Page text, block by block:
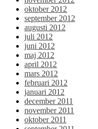
oktober 2012
september 2012
augusti 2012
juli 2012
juni 2012
maj 2012
april 2012
mars 2012
februari 2012
januari 2012
december 2011
november 2011
oktober 2011